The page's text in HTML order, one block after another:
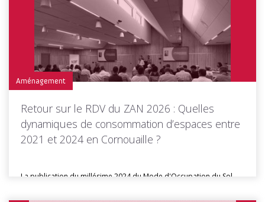
Toutes les actus de cette rubrique LIRE LA SUITE
Aménagement
Retour sur le RDV du ZAN 2026 : Quelles
dynamiques de consommation d’espaces entre
2021 et 2024 en Cornouaille ?
La publication du millésime 2024 du Mode d'Occupation du Sol